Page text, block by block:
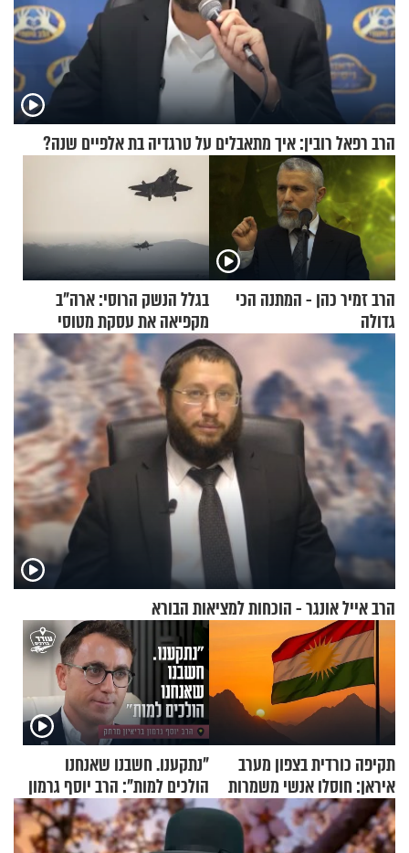
הרב רפאל רובין: איך מתאבלים על טרגדיה בת אלפיים שנה?
הרב זמיר כהן - המתנה הכי
גדולה
בגלל הנשק הרוסי: ארה"ב
מקפיאה את עסקת מטוסי
הקרב לטורקיה
הרב אייל אונגר - הוכחות למציאות הבורא
תקיפה כורדית בצפון מערב
איראן: חוסלו אנשי משמרות
המהפכה
"נתקענו. חשבנו שאנחנו
הולכים למות": הרב יוסף גרמון
בריאיון מרתק